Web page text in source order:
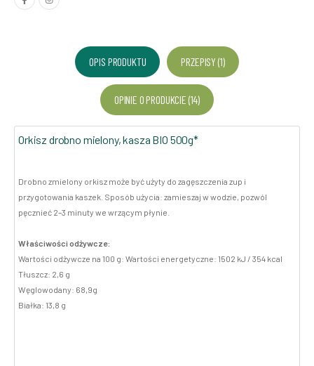
OPIS PRODUKTU PRZEPISY (1)
OPINIE O PRODUKCIE (14)
Orkisz drobno mielony, kasza BIO 500g*
Drobno zmielony orkisz może być użyty do zagęszczenia zup i
przygotowania kaszek. Sposób użycia: zamieszaj w wodzie, pozwól
pęcznieć 2–3 minuty we wrzącym płynie.
Właściwości odżywcze:
Wartości odżywcze na 100 g: Wartości energetyczne: 1502 kJ / 354 kcal
Tłuszcz: 2,6 g
Węglowodany: 68,9g
Białka: 13,8 g